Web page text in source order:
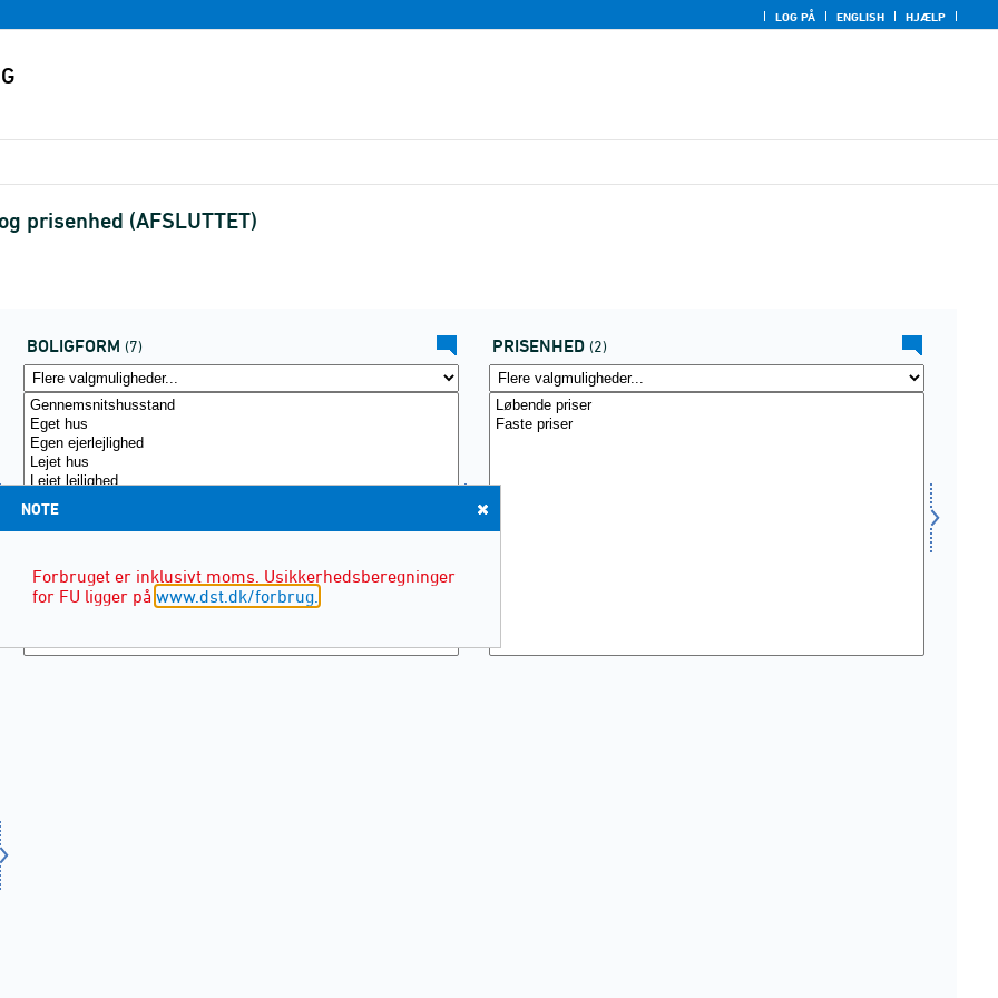
LOG PÅ ENGLISH HJÆLP
prisenhed (AFSLUTTET)
BOLIGFORM (7) PRISENHED (2)
NOTE
Forbruget er inklusivt moms. Usikkerhedsberegninger
for FU ligger på www.dst.dk/forbrug.